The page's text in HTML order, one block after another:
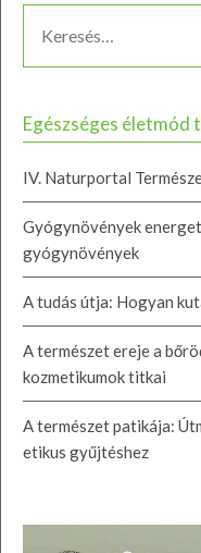
Egészséges életmód
IV. Naturportal
Gyógynövények
gyógynövények
A tudás útja: Hogyan
A természet ereje a
kozmetikumok titkai
A természet patikája:
etikus gyűjtéshez